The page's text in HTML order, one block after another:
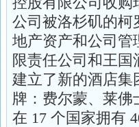
公司被洛杉矶的柯
地产资产和公司管
限责任公司和王
建立了新的酒店集
牌：费尔蒙、莱佛
在 17 个国家拥有